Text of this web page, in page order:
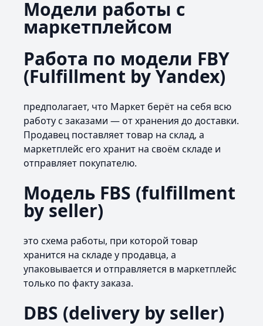
Модели работы с
маркетплейсом
Работа по модели FBY
(Fulfillment by Yandex)
предполагает, что Маркет берёт на себя всю
работу с заказами — от хранения до доставки.
Продавец поставляет товар на склад, а
маркетплейс его хранит на своём складе и
отправляет покупателю.
Модель FBS (fulfillment
by seller)
это схема работы, при которой товар
хранится на складе у продавца, а
упаковывается и отправляется в маркетплейс
только по факту заказа.
DBS (delivery by seller)